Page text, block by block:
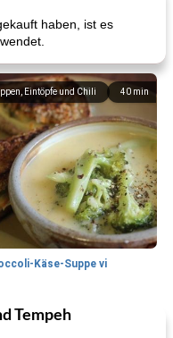
haben, ist es
40 min
Eintöpfe und Chili
Käse-Suppe vi
/ Snacks
Tempeh